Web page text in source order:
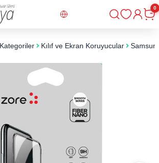
Giriş
0
Kılıf ve Ekran Koruyucular